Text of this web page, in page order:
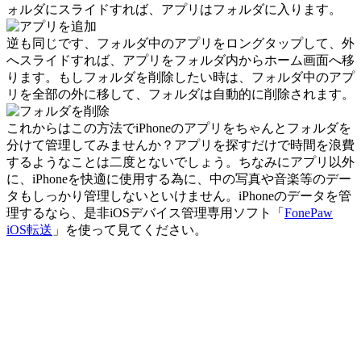
ォルダにスライドすれば、アプリはフォルダに入ります。
逆も同じです、フォルダ中のアプリをロングタップして、外
へスライドすれば、アプリをフォルダ内からホーム画面へ移
ります。もしフォルダを削除したい時は、フォルダ中のアプ
リを全部の外に移して、フォルダは自動的に削除されます。
これからはこの方法でiPhoneのアプリをちゃんとフォルダを
分けて管理してみませんか？アプリを探すだけで時間を浪費
するようなことは二度とないでしょう。ちなみにアプリ以外
に、iPhoneを快適に使用する為に、中の写真や音楽等のデー
タもしっかり管理しないといけません。iPhoneのデータを管
理するなら、是非iOSデバイス管理専用ソフト「 FonePaw
iOS転送 」を使って見てください。